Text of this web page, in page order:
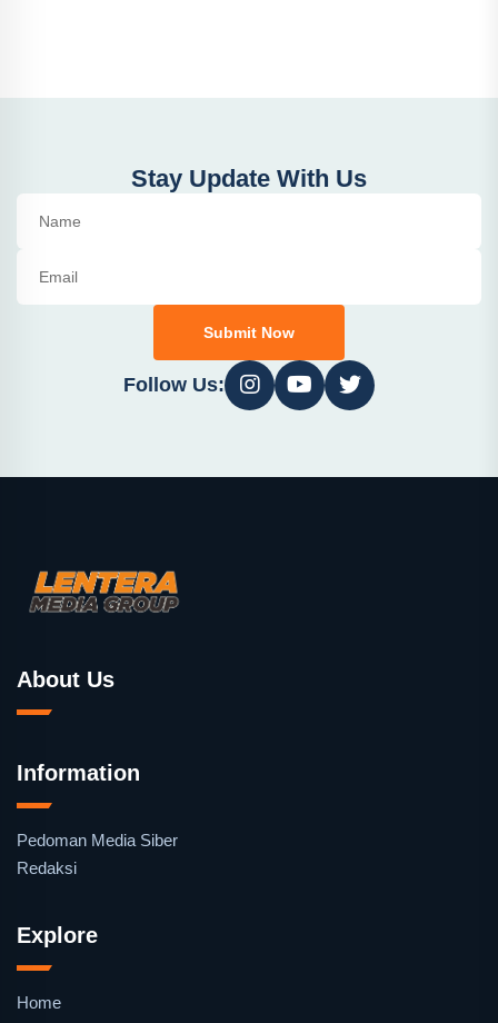
Stay Update With Us
Submit Now
Follow Us:
About Us
Information
Pedoman Media Siber
Redaksi
Explore
Home